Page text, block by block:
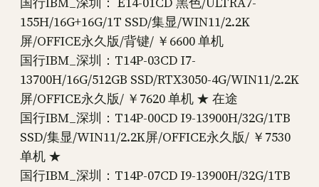
155H/16G+16G/1T SSD/集显/WIN11/2.2K
屏/OFFICE永久版/背键/ ￥6600 单机
国行IBM_深圳：T14P-03CD I7-
13700H/16G/512GB SSD/RTX3050-4G/WIN11/2.2K
屏/OFFICE永久版/ ￥7620 单机 ★ 在途
国行IBM_深圳：T14P-00CD I9-13900H/32G/1TB
SSD/集显/WIN11/2.2K屏/OFFICE永久版/ ￥7530
单机 ★
国行IBM_深圳：T14P-07CD I9-13900H/32G/1TB